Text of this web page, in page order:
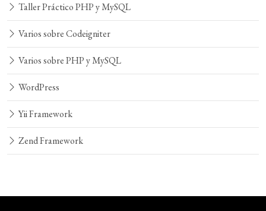
Taller Práctico PHP y MySQL
Varios sobre Codeigniter
Varios sobre PHP y MySQL
WordPress
Yii Framework
Zend Framework